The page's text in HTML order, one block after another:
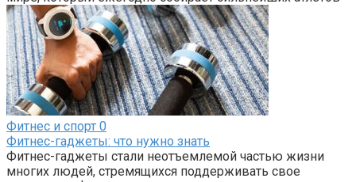
Фитнес и спорт 0
Фитнес-гаджеты: что нужно знать
Фитнес-гаджеты стали неотъемлемой частью жизни
многих людей, стремящихся поддерживать свое